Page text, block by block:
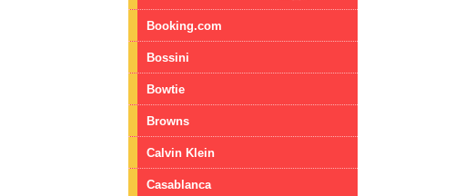
Booking.com
Bossini
Bowtie
Browns
Calvin Klein
Casablanca